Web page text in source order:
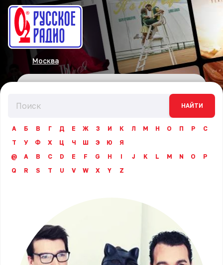
Москва
НАЙТИ
А Б В Г Д Е Ж З И К Л М Н О П Р
С
Т
У Ф Х Ц Ч Ш Э Ю
Я
@
A B C D E F G H I J K L M N O
P
Q
R S T U V W X Y Z